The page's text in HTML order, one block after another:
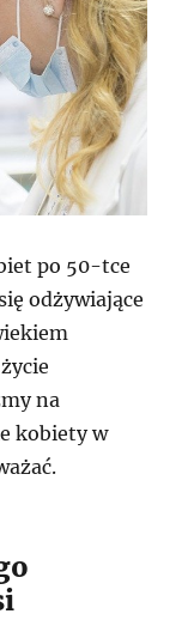
po 50-tce
odżywiające
na
kobiety w